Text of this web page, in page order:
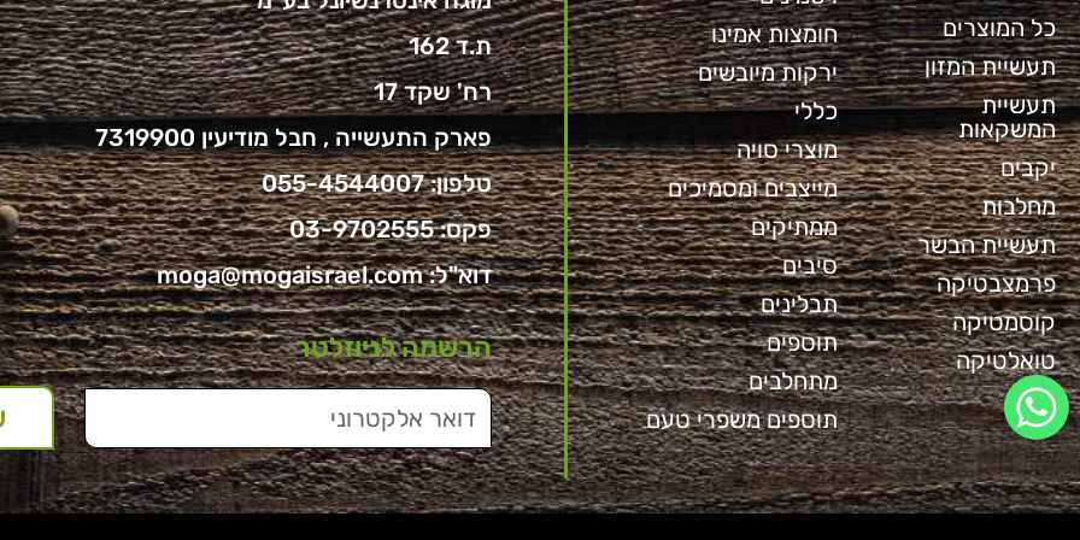
כל המוצרים
תעשיית המזון
תעשיית
המשקאות
יקבים
מחלבות
תעשיית הבשר
פרמצבטיקה
קוסמטיקה
טואלטיקה
חומצות אמינו
ירקות מיובשים
כללי
מוצרי סויה
מייצבים ומסמיכים
ממתיקים
סיבים
תבלינים
תוספים
מתחלבים
תוספים משפרי טעם
ת.ד 162
רח' שקד 17
פארק התעשייה , חבל מודיעין 7319900
טלפון:055-4544007
פקס: 03-9702555
דוא"ל:moga@mogaisrael.com
הרשמה לניוזלטר